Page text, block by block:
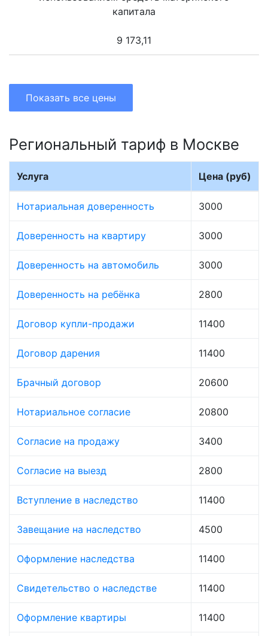
капитала
9 173,11
Показать все цены
Региональный тариф в Москве
Услуга Цена (руб)
Нотариальная доверенность 3000
Доверенность на квартиру 3000
Доверенность на автомобиль 3000
Доверенность на ребёнка 2800
Договор купли-продажи 11400
Договор дарения 11400
Брачный договор 20600
Нотариальное согласие 20800
Согласие на продажу 3400
Согласие на выезд 2800
Вступление в наследство 11400
Завещание на наследство 4500
Оформление наследства 11400
Свидетельство о наследстве 11400
Оформление квартиры 11400